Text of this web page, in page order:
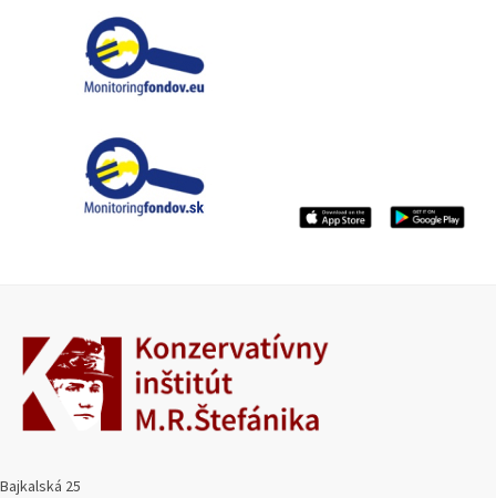
Bajkalská 25